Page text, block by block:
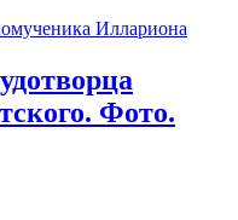
Иллариона
Фото.